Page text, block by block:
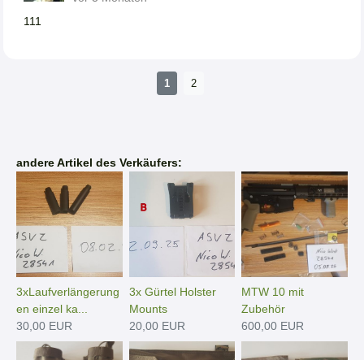
111
1 2
andere Artikel des Verkäufers:
3xLaufverlängerung
en einzel ka...
30,00 EUR
3x Gürtel Holster
Mounts
20,00 EUR
MTW 10 mit
Zubehör
600,00 EUR